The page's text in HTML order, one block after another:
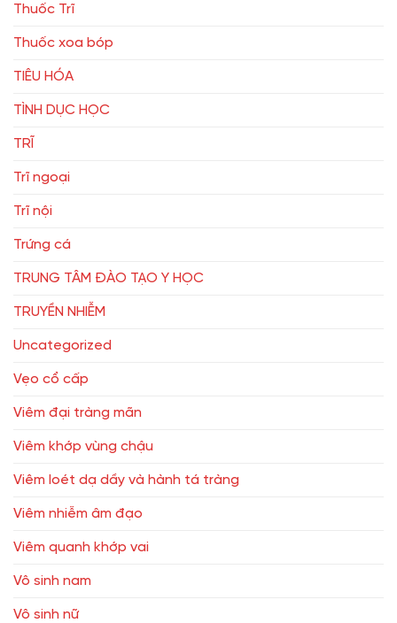
Thuốc Trĩ
Thuốc xoa bóp
TIÊU HÓA
TÌNH DỤC HỌC
TRĨ
Trĩ ngoại
Trĩ nội
Trứng cá
TRUNG TÂM ĐÀO TẠO Y HỌC
TRUYỀN NHIỄM
Uncategorized
Vẹo cổ cấp
Viêm đại tràng mãn
Viêm khớp vùng chậu
Viêm loét dạ dầy và hành tá tràng
Viêm nhiễm âm đạo
Viêm quanh khớp vai
Vô sinh nam
Vô sinh nữ